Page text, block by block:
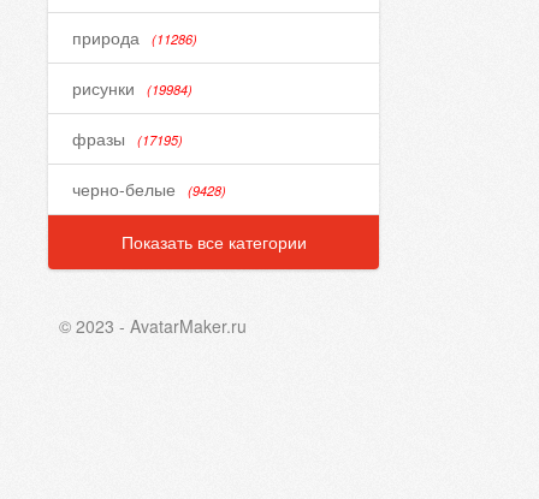
природа (11286)
рисунки (19984)
фразы (17195)
черно-белые (9428)
Показать все категории
© 2023 - AvatarMaker.ru